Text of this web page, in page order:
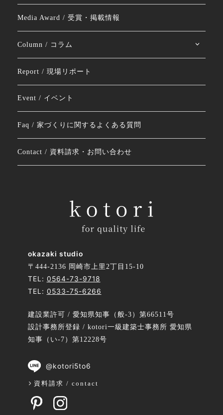
okazaki studio
〒444-2136 岡崎市上里2丁目15-10
TEL: 0564-73-9718
TEL: 0533-75-6266
建設業許可 / 愛知県知事（般-3）第66511号
設計事務所登録 / kotori一級建築士事務所 愛知県
知事（い-7）第12228号
@kotori5to6
資料請求 / contact
Media Award / 受賞・掲載情報
Column / コラム
Report / 現場リポート
Event / イベント
Faq / 家づくりに関するよくある質問
Contact / 資料請求・お問い合わせ